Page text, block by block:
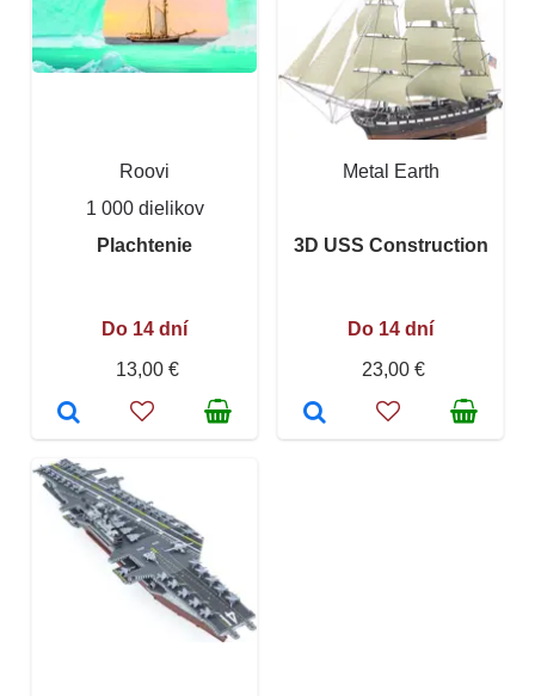
Roovi
1 000 dielikov
Plachtenie
Do 14 dní
13,00 €
Metal Earth
3D USS Construction
Do 14 dní
23,00 €